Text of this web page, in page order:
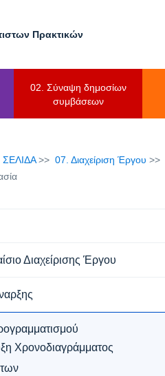
Πρακτικών
02. Σύναψη δημοσίων
συμβάσεων
07. Διαχείριση Έργου
Διαχείρισης Έργου
Χρονοδιαγράμματος